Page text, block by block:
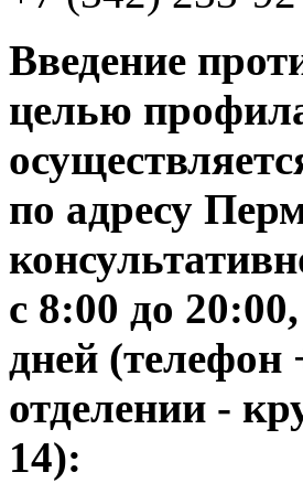
Введение
целью
по адресу
с 8:00 до
дней (телефон
отделении -
14):